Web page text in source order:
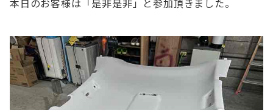
本日のお客様は「是非是非」と参加頂きました。